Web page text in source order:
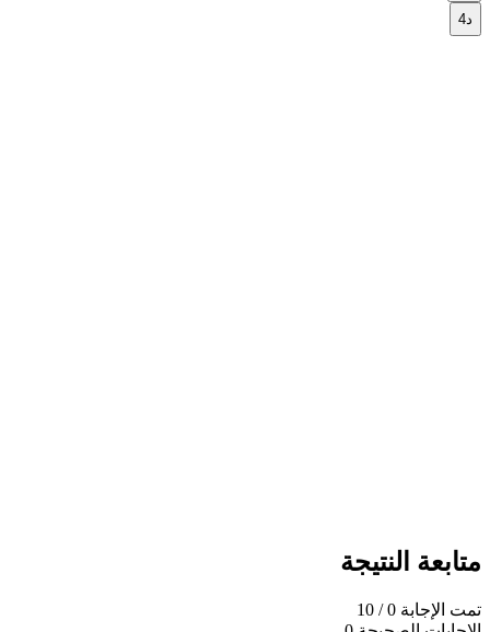
4
متابعة النتيجة
تمت الإجابة 0
/ 10